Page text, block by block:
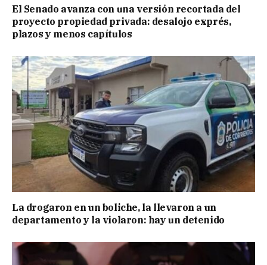
El Senado avanza con una versión recortada del
proyecto propiedad privada: desalojo exprés,
plazos y menos capítulos
La drogaron en un boliche, la llevaron a un
departamento y la violaron: hay un detenido